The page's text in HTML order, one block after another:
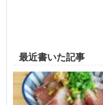
最近書いた記事